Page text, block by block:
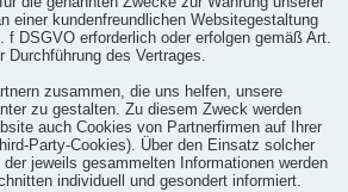
einer kundenfreundlichen Websitegestaltung
f DSGVO erforderlich oder erfolgen gemäß Art.
des Vertrages.
zusammen, die uns helfen, unsere
zu gestalten. Zu diesem Zweck werden
auch Cookies von Partnerfirmen auf Ihrer
Party-Cookies). Über den Einsatz solcher
jeweils gesammelten Informationen werden
individuell und gesondert informiert.